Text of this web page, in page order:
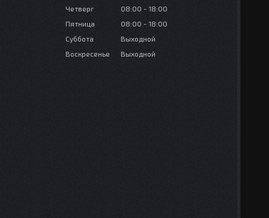
Четверг
08:00
18:00
Пятница
08:00
18:00
Суббота
Выходной
Воскресенье
Выходной